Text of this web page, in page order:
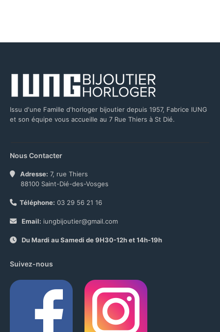
Issu d'une Famille d'horloger bijoutier depuis 1957, Fabrice IUNG
et son équipe vous accueille au 7 Rue Thiers à St Dié.
Nous Contacter
Adresse: 7, rue Thiers
88100 Saint-Dié-des-Vosges
Téléphone: 03 29 56 21 16
Email: iungbijoutier@gmail.com
Du Mardi au Samedi de 9H30-12h et 14h-19h
Suivez-nous